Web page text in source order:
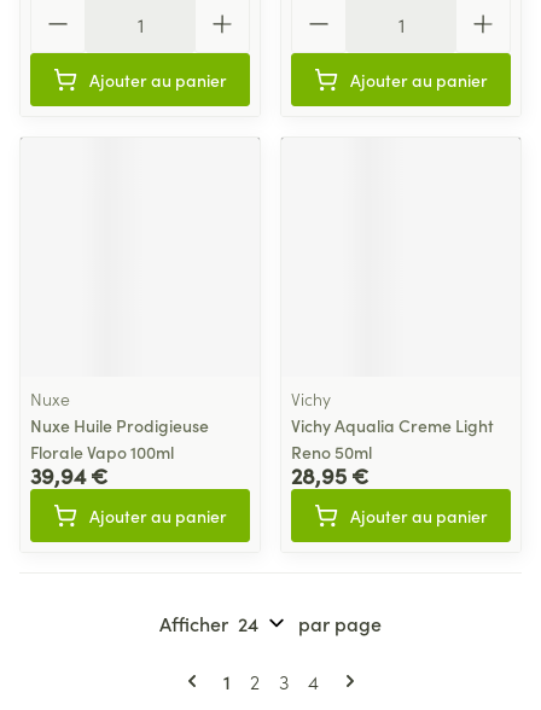
Ajouter au panier Ajouter au panier
Nuxe
Nuxe Huile Prodigieuse
Florale Vapo 100ml
39,94 €
Ajouter au panier
Vichy
Vichy Aqualia Creme Light
Reno 50ml
28,95 €
Ajouter au panier
Pages
Vous lisez actuellement la page
1 Page
2 Page
3 Page
4
Afficher par page